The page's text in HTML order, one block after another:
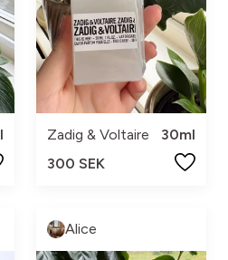
Zadig & Voltaire
30ml
300 SEK
Alice